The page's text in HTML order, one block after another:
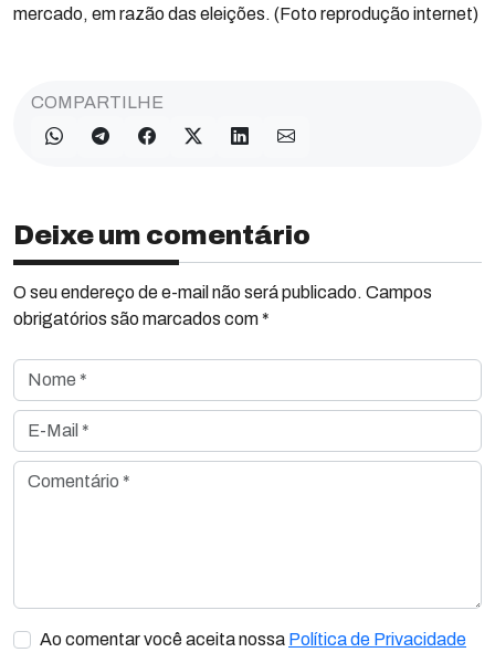
mercado, em razão das eleições. (Foto reprodução internet)
COMPARTILHE
Deixe um comentário
O seu endereço de e-mail não será publicado. Campos
obrigatórios são marcados com *
Nome *
E-Mail *
Comentário *
Ao comentar você aceita nossa Política de Privacidade